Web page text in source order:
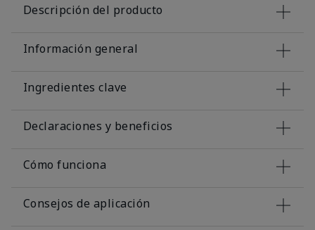
Descripción del producto
Información general
Ingredientes clave
Declaraciones y beneficios
Cómo funciona
Consejos de aplicación